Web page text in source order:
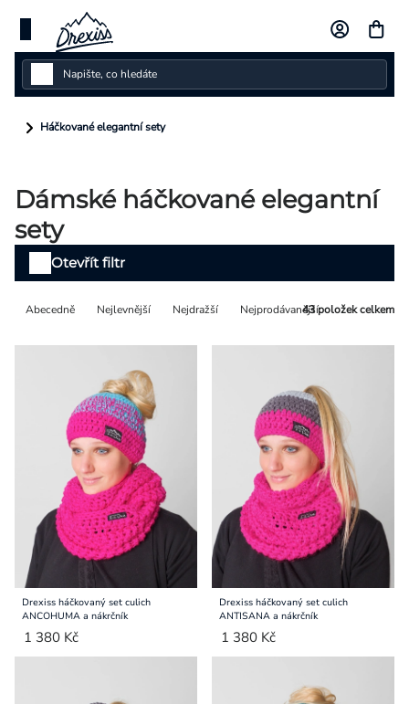
obsah
Dámské
Pánské
Kolekce
Dárkové poukazy
Přihlášení
Háčkované elegantní sety
Dámské háčkované elegantní
sety
Řazení
Abecedně Nejlevnější Nejdražší Nejprodávanější
43položek celkem
Otevřít filtr
Výpis
produktů
Drexiss háčkovaný set culich
ANCOHUMA a nákrčník
1 380 Kč
Drexiss háčkovaný set culich
ANTISANA a nákrčník
1 380 Kč